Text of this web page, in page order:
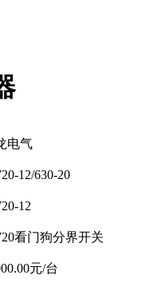
电气
12/630-20
12
看门狗分界开关
元/台